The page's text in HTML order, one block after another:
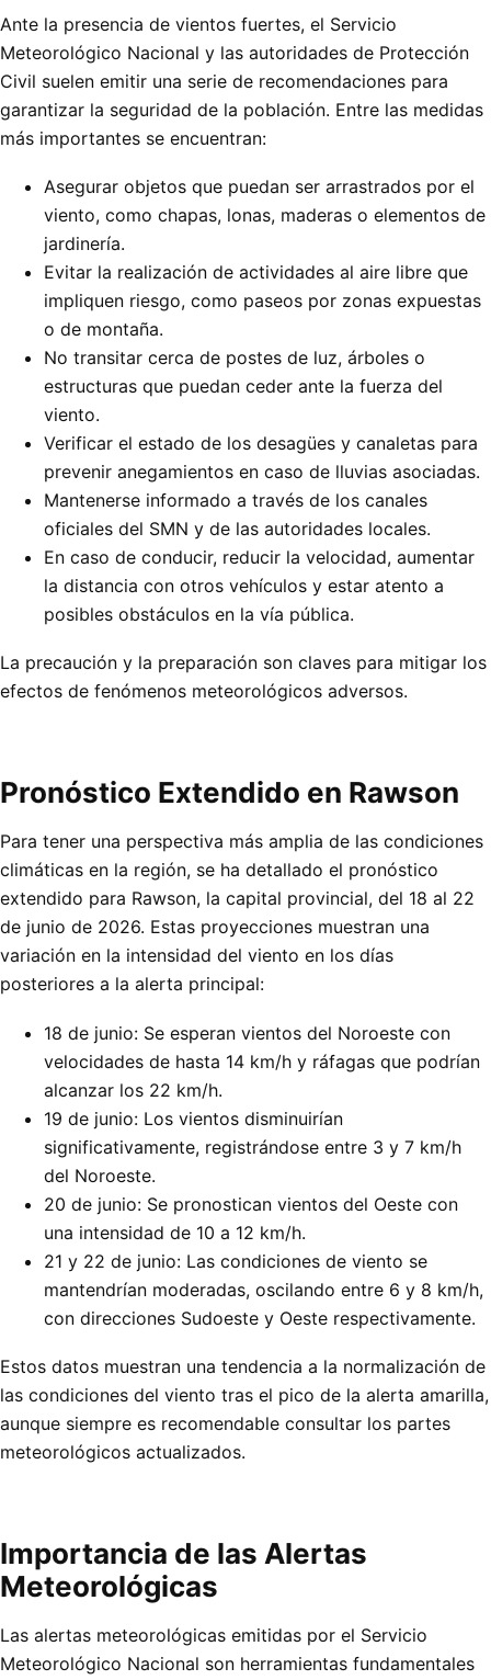
Ante la presencia de vientos fuertes, el Servicio
Meteorológico Nacional y las autoridades de Protección
Civil suelen emitir una serie de recomendaciones para
garantizar la seguridad de la población. Entre las medidas
más importantes se encuentran:
Asegurar objetos que puedan ser arrastrados por el
viento, como chapas, lonas, maderas o elementos de
jardinería.
Evitar la realización de actividades al aire libre que
impliquen riesgo, como paseos por zonas expuestas
o de montaña.
No transitar cerca de postes de luz, árboles o
estructuras que puedan ceder ante la fuerza del
viento.
Verificar el estado de los desagües y canaletas para
prevenir anegamientos en caso de lluvias asociadas.
Mantenerse informado a través de los canales
oficiales del SMN y de las autoridades locales.
En caso de conducir, reducir la velocidad, aumentar
la distancia con otros vehículos y estar atento a
posibles obstáculos en la vía pública.
La precaución y la preparación son claves para mitigar los
efectos de fenómenos meteorológicos adversos.
Pronóstico Extendido en Rawson
Para tener una perspectiva más amplia de las condiciones
climáticas en la región, se ha detallado el pronóstico
extendido para Rawson, la capital provincial, del 18 al 22
de junio de 2026. Estas proyecciones muestran una
variación en la intensidad del viento en los días
posteriores a la alerta principal:
18 de junio: Se esperan vientos del Noroeste con
velocidades de hasta 14 km/h y ráfagas que podrían
alcanzar los 22 km/h.
19 de junio: Los vientos disminuirían
significativamente, registrándose entre 3 y 7 km/h
del Noroeste.
20 de junio: Se pronostican vientos del Oeste con
una intensidad de 10 a 12 km/h.
21 y 22 de junio: Las condiciones de viento se
mantendrían moderadas, oscilando entre 6 y 8 km/h,
con direcciones Sudoeste y Oeste respectivamente.
Estos datos muestran una tendencia a la normalización de
las condiciones del viento tras el pico de la alerta amarilla,
aunque siempre es recomendable consultar los partes
meteorológicos actualizados.
Importancia de las Alertas
Meteorológicas
Las alertas meteorológicas emitidas por el Servicio
Meteorológico Nacional son herramientas fundamentales